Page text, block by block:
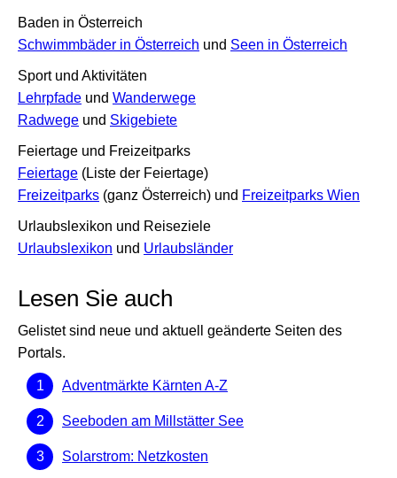
Baden in Österreich
Schwimmbäder in Österreich und Seen in Österreich
Sport und Aktivitäten
Lehrpfade und Wanderwege
Radwege und Skigebiete
Feiertage und Freizeitparks
Feiertage (Liste der Feiertage)
Freizeitparks (ganz Österreich) und Freizeitparks Wien
Urlaubslexikon und Reiseziele
Urlaubslexikon und Urlaubsländer
Lesen Sie auch
Gelistet sind neue und aktuell geänderte Seiten des
Portals.
Adventmärkte Kärnten A-Z
Seeboden am Millstätter See
Solarstrom: Netzkosten